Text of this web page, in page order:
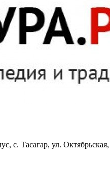
с. Тасагар, ул.